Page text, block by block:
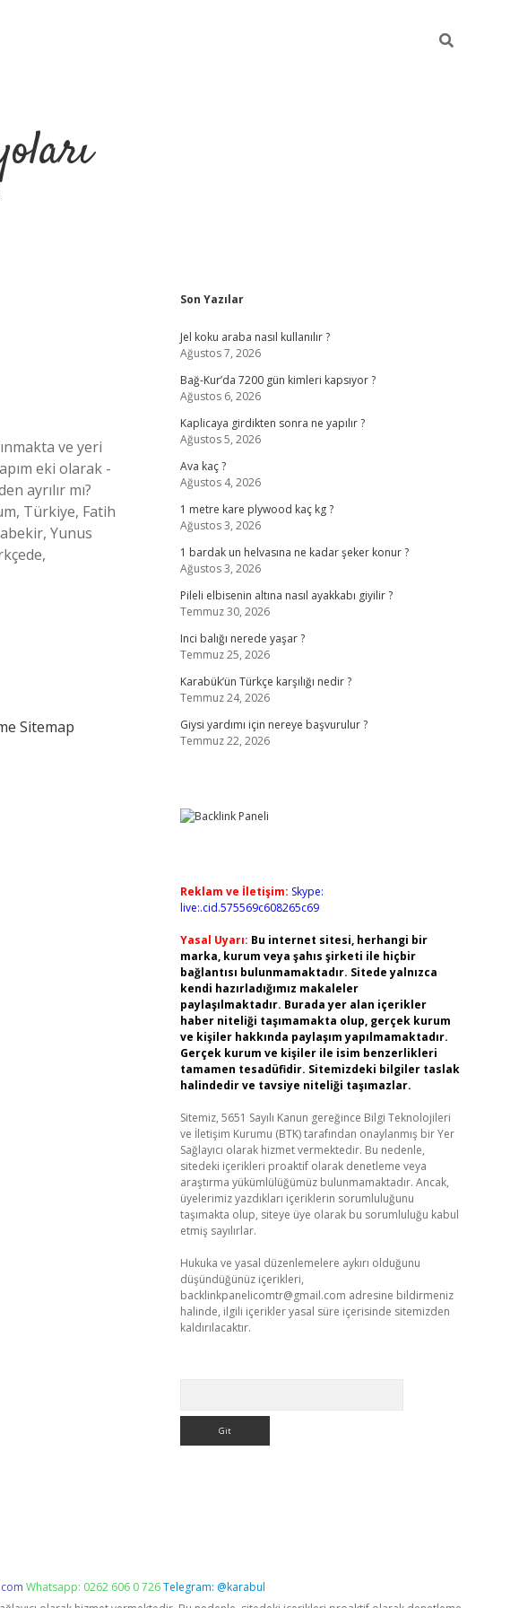
ve yeri
eki olarak -
ayrılır mı?
Türkiye, Fatih
Yunus
Sitemap
Sidebar
Son Yazılar
Jel koku araba nasıl kullanılır ?
Ağustos 7, 2026
Bağ-Kur’da 7200 gün kimleri kapsıyor ?
Ağustos 6, 2026
Kaplicaya girdikten sonra ne yapılır ?
Ağustos 5, 2026
Ava kaç ?
Ağustos 4, 2026
1 metre kare plywood kaç kg ?
Ağustos 3, 2026
1 bardak un helvasına ne kadar şeker konur ?
Ağustos 3, 2026
Pileli elbisenin altına nasıl ayakkabı giyilir ?
Temmuz 30, 2026
Inci balığı nerede yaşar ?
Temmuz 25, 2026
Karabük’ün Türkçe karşılığı nedir ?
Temmuz 24, 2026
Giysi yardımı için nereye başvurulur ?
Temmuz 22, 2026
Reklam ve İletişim: Skype:
live:.cid.575569c608265c69
Yasal Uyarı: Bu internet sitesi, herhangi bir
marka, kurum veya şahıs şirketi ile hiçbir
bağlantısı bulunmamaktadır. Sitede yalnızca
kendi hazırladığımız makaleler
paylaşılmaktadır. Burada yer alan içerikler
haber niteliği taşımamakta olup, gerçek kurum
ve kişiler hakkında paylaşım yapılmamaktadır.
Gerçek kurum ve kişiler ile isim benzerlikleri
tamamen tesadüfidir. Sitemizdeki bilgiler taslak
halindedir ve tavsiye niteliği taşımazlar.
Sitemiz, 5651 Sayılı Kanun gereğince Bilgi Teknolojileri
ve İletişim Kurumu (BTK) tarafından onaylanmış bir Yer
Sağlayıcı olarak hizmet vermektedir. Bu nedenle,
sitedeki içerikleri proaktif olarak denetleme veya
araştırma yükümlülüğümüz bulunmamaktadır. Ancak,
üyelerimiz yazdıkları içeriklerin sorumluluğunu
taşımakta olup, siteye üye olarak bu sorumluluğu kabul
etmiş sayılırlar.
Hukuka ve yasal düzenlemelere aykırı olduğunu
düşündüğünüz içerikleri,
backlinkpanelicomtr@gmail.com adresine bildirmeniz
halinde, ilgili içerikler yasal süre içerisinde sitemizden
kaldırılacaktır.
Whatsapp: 0262 606 0 726Telegram: @karabul